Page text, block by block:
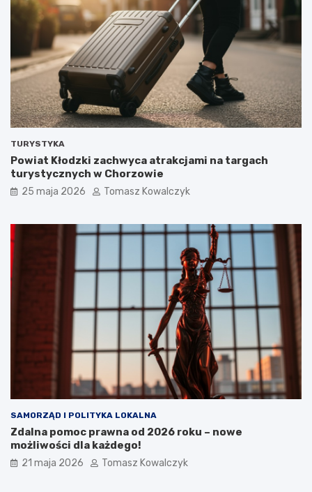
TURYSTYKA
Powiat Kłodzki zachwyca atrakcjami na targach
turystycznych w Chorzowie
25 maja 2026 Tomasz Kowalczyk
SAMORZĄD I POLITYKA LOKALNA
Zdalna pomoc prawna od 2026 roku – nowe
możliwości dla każdego!
21 maja 2026 Tomasz Kowalczyk